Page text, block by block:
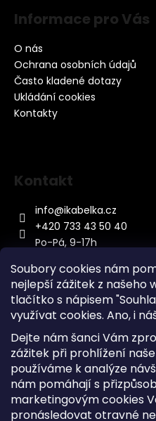
Soubory cookies nám
nejlepší zážitek z našeho
tlačítko s nápisem
využívat cookies. Ano, i
Dejte nám šanci Vám
zážitek při prohlížení
používáme k analýze
nám pomáhají s
marketingovým cookies
pronásledovat otravné
Informace pro Vás
O nás
Ochrana osobních údajů
Často kladené dotazy
Ukládání cookies
Kontakty
Kontakt
info@ikabelka.cz
+420 733 43 50 40
Po-Pá, 9-17h
Kontakt
Sitemap
Doprava a Platba
Reklamace Zboží
Obchodní podmínky